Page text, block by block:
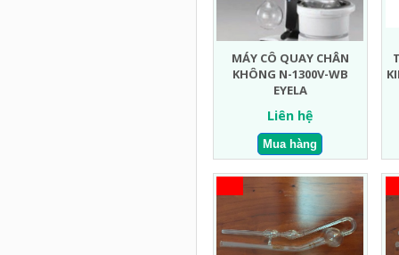
MÁY CÔ QUAY CHÂN
KHÔNG N-1300V-WB
EYELA
Liên hệ